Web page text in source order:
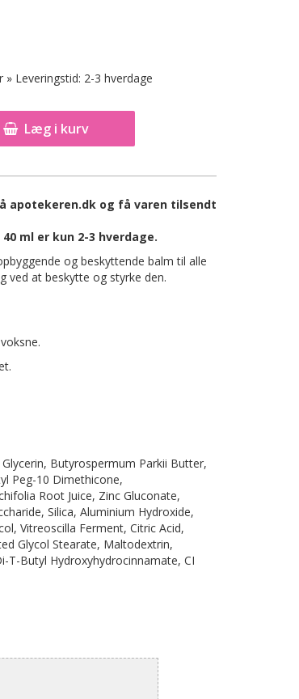
Læg i kurv
» Leveringstid: 2-3 hverdage
apotekeren.dk og få varen tilsendt
ml er kun 2-3 hverdage.
og beskyttende balm til alle
ved at beskytte og styrke den.
Butyrospermum Parkii Butter,
Peg-10 Dimethicone,
Root Juice, Zinc Gluconate,
Silica, Aluminium Hydroxide,
Vitreoscilla Ferment, Citric Acid,
Glycol Stearate, Maltodextrin,
T-Butyl Hydroxyhydrocinnamate, CI